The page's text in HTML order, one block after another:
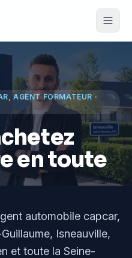
AGENT FORMATEUR ·
en toute
automobile capcar,
Isneauville,
et toute la Seine-